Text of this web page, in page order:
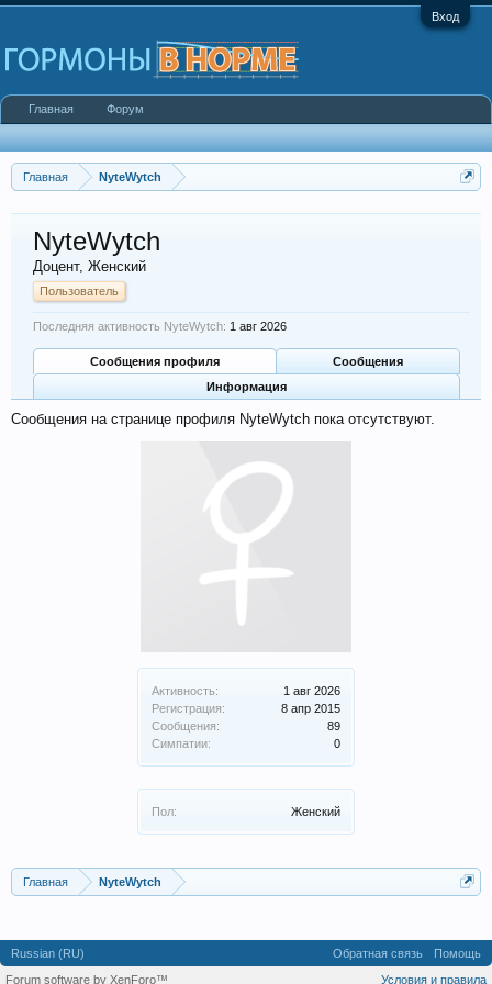
Вход
Главная NyteWytch
Активность:
1 авг 2026
Регистрация:
8 апр 2015
Сообщения:
89
Симпатии:
0
Пол: Женский
NyteWytch
Доцент, Женский
Пользователь
Последняя активность NyteWytch: 1 авг 2026
Сообщения профиля
Сообщения
Информация
Сообщения на странице профиля NyteWytch пока отсутствуют.
Главная NyteWytch
Главная Форум
Russian (RU) Обратная связь
Помощь
Условия и правила
Forum software by XenForo™